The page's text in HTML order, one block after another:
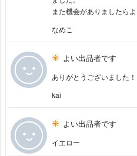
また機会がありましたら
なめこ
よい出品者です
ありがとうございました！
kai
よい出品者です
イエロー